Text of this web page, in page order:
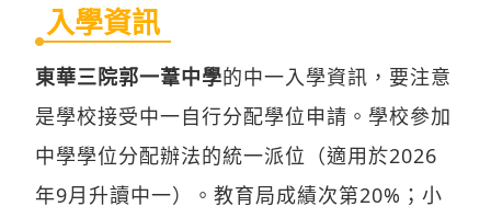
入學資訊
東華三院郭一葦中學的中一入學資訊，要注意
是學校接受中一自行分配學位申請。學校參加
中學學位分配辦法的統一派位（適用於2026
年9月升讀中一）。教育局成績次第20%；小